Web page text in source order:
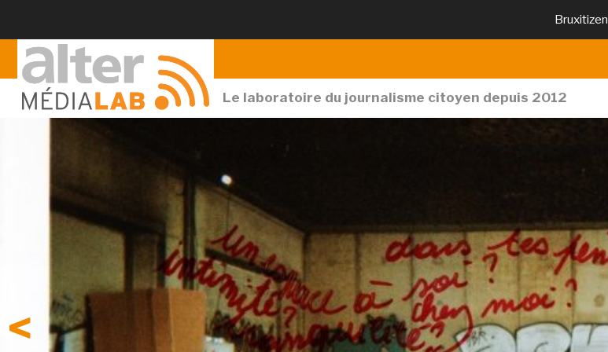
Bruxitizen
Le laboratoire du journalisme citoyen depuis 2012
<